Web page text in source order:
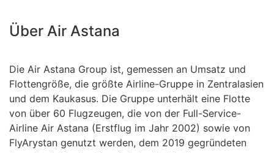
Über Air Astana
Die Air Astana Group ist, gemessen an Umsatz und
Flottengröße, die größte Airline-Gruppe in Zentralasien
und dem Kaukasus. Die Gruppe unterhält eine Flotte
von über 60 Flugzeugen, die von der Full-Service-
Airline Air Astana (Erstflug im Jahr 2002) sowie von
FlyArystan genutzt werden, dem 2019 gegründeten